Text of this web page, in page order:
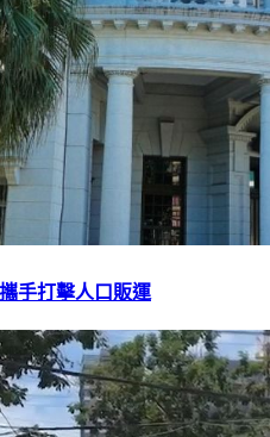
手打擊人口販運